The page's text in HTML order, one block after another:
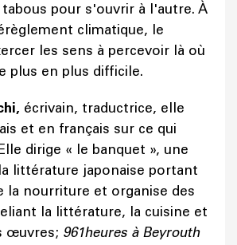
pour s'ouvrir à l'autre. À
climatique, le
les sens à percevoir là où
plus en plus difficile.
écrivain, traductrice, elle
et en français sur ce qui
dirige « le banquet », une
littérature japonaise portant
la nourriture et organise des
la littérature, la cuisine et
œuvres; 961heures à Beyrouth